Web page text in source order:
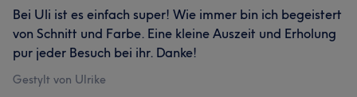
Bei Uli ist es einfach super! Wie immer bin ich begeistert
von Schnitt und Farbe. Eine kleine Auszeit und Erholung
pur jeder Besuch bei ihr. Danke!
Gestylt von Ulrike